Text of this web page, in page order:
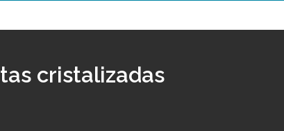
cristalizadas